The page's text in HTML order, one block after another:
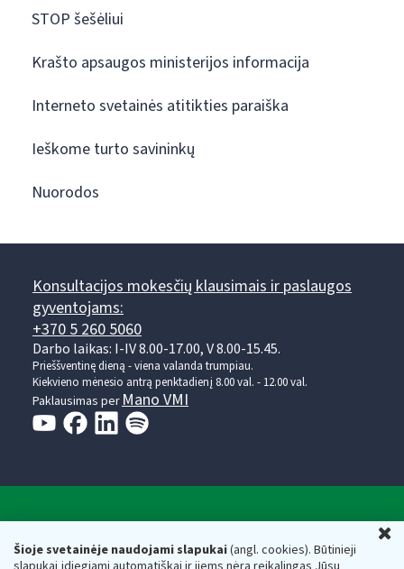
Šioje svetainėje naudojami slapukai(angl. cookies). Būtinieji
STOP šešėliui
Krašto apsaugos ministerijos informacija
Interneto svetainės atitikties paraiška
Ieškome turto savininkų
Nuorodos
Konsultacijos mokesčių klausimais ir paslaugos
gyventojams:
+370 5 260 5060
Darbo laikas: I-IV 8.00-17.00, V 8.00-15.45.
Prieššventinę dieną - viena valanda trumpiau.
Kiekvieno mėnesio antrą penktadienį 8.00 val. - 12.00 val.
Paklausimas per Mano VMI
Respublikos finansų ministerijos